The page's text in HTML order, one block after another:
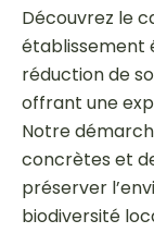
Découvrez le
établissement
réduction de
offrant une
Notre
concrètes et
préserver
biodiversité